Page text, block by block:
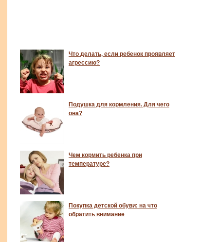
Что делать, если ребенок проявляет
агрессию?
Подушка для кормления. Для чего
она?
Чем кормить ребенка при
температуре?
Покупка детской обуви: на что
обратить внимание